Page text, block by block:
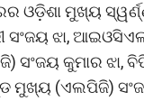
ଓଡ଼ିଶା ମୁଖ୍ୟ
ସଂଜୟ ଝା,
ସଂଜୟ କୁମାର ଝା,
ମୁଖ୍ୟ (ଏଲପିଜି)